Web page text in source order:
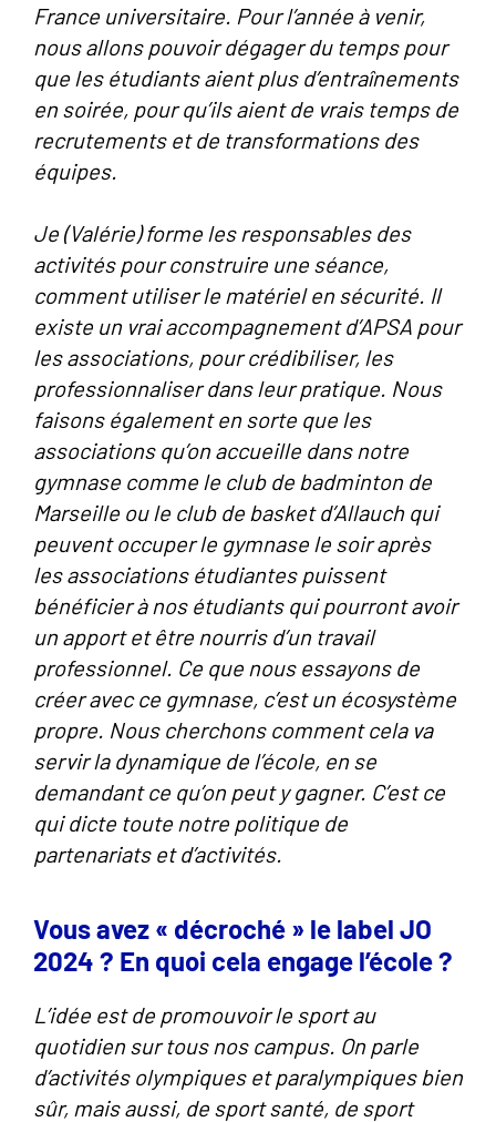
France universitaire. Pour l’année à venir,
nous allons pouvoir dégager du temps pour
que les étudiants aient plus d’entraînements
en soirée, pour qu’ils aient de vrais temps de
recrutements et de transformations des
équipes.
Je (Valérie) forme les responsables des
activités pour construire une séance,
comment utiliser le matériel en sécurité. Il
existe un vrai accompagnement d’APSA pour
les associations, pour crédibiliser, les
professionnaliser dans leur pratique. Nous
faisons également en sorte que les
associations qu’on accueille dans notre
gymnase comme le club de badminton de
Marseille ou le club de basket d’Allauch qui
peuvent occuper le gymnase le soir après
les associations étudiantes puissent
bénéficier à nos étudiants qui pourront avoir
un apport et être nourris d’un travail
professionnel. Ce que nous essayons de
créer avec ce gymnase, c’est un écosystème
propre. Nous cherchons comment cela va
servir la dynamique de l’école, en se
demandant ce qu’on peut y gagner. C’est ce
qui dicte toute notre politique de
partenariats et d’activités.
Vous avez « décroché » le label JO
2024 ? En quoi cela engage l’école ?
L’idée est de promouvoir le sport au
quotidien sur tous nos campus. On parle
d’activités olympiques et paralympiques bien
sûr, mais aussi, de sport santé, de sport